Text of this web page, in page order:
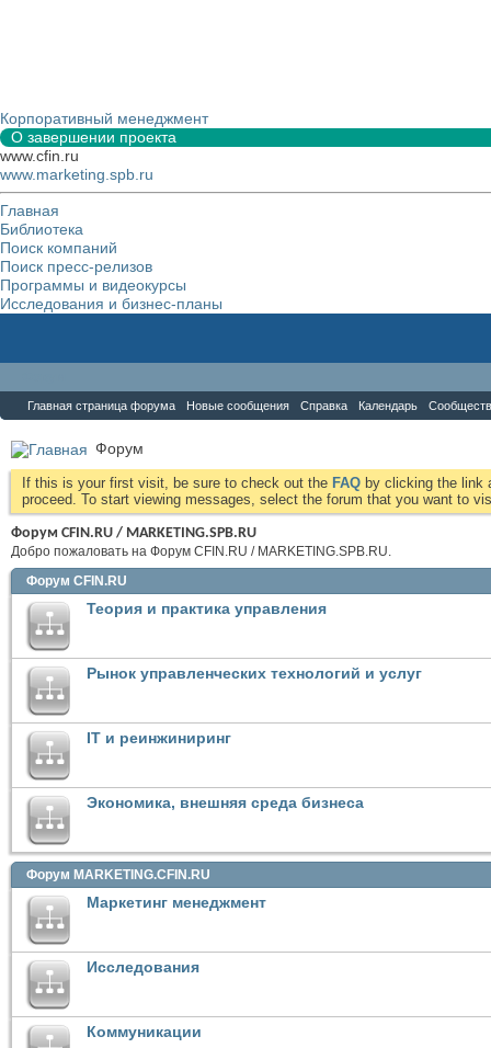
Корпоративный менеджмент
О завершении проекта
www.cfin.ru
www.marketing.spb.ru
Главная
Библиотека
Поиск компаний
Поиск пресс-релизов
Программы и видеокурсы
Исследования и бизнес-планы
Главная страница форума Новые сообщения Справка Календарь
Форум
If this is your first visit, be sure to check out the FAQ by clicking the link
proceed. To start viewing messages, select the forum that you want to
Форум CFIN.RU / MARKETING.SPB.RU
Добро пожаловать на Форум CFIN.RU / MARKETING.SPB.RU.
Форум CFIN.RU
Теория и практика управления
Рынок управленческих технологий и услуг
IT и реинжиниринг
Экономика, внешняя среда бизнеса
Форум MARKETING.CFIN.RU
Маркетинг менеджмент
Исследования
Коммуникации